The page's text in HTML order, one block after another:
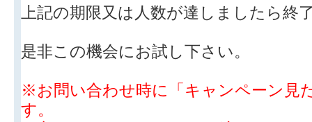
上記の期限又は人数が達しましたら終
是非この機会にお試し下さい。
※お問い合わせ時に「キャンペーン見
す。